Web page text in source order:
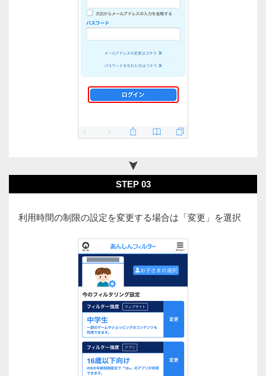
STEP 03
利用時間の制限の設定を変更する場合は「変更」を選択